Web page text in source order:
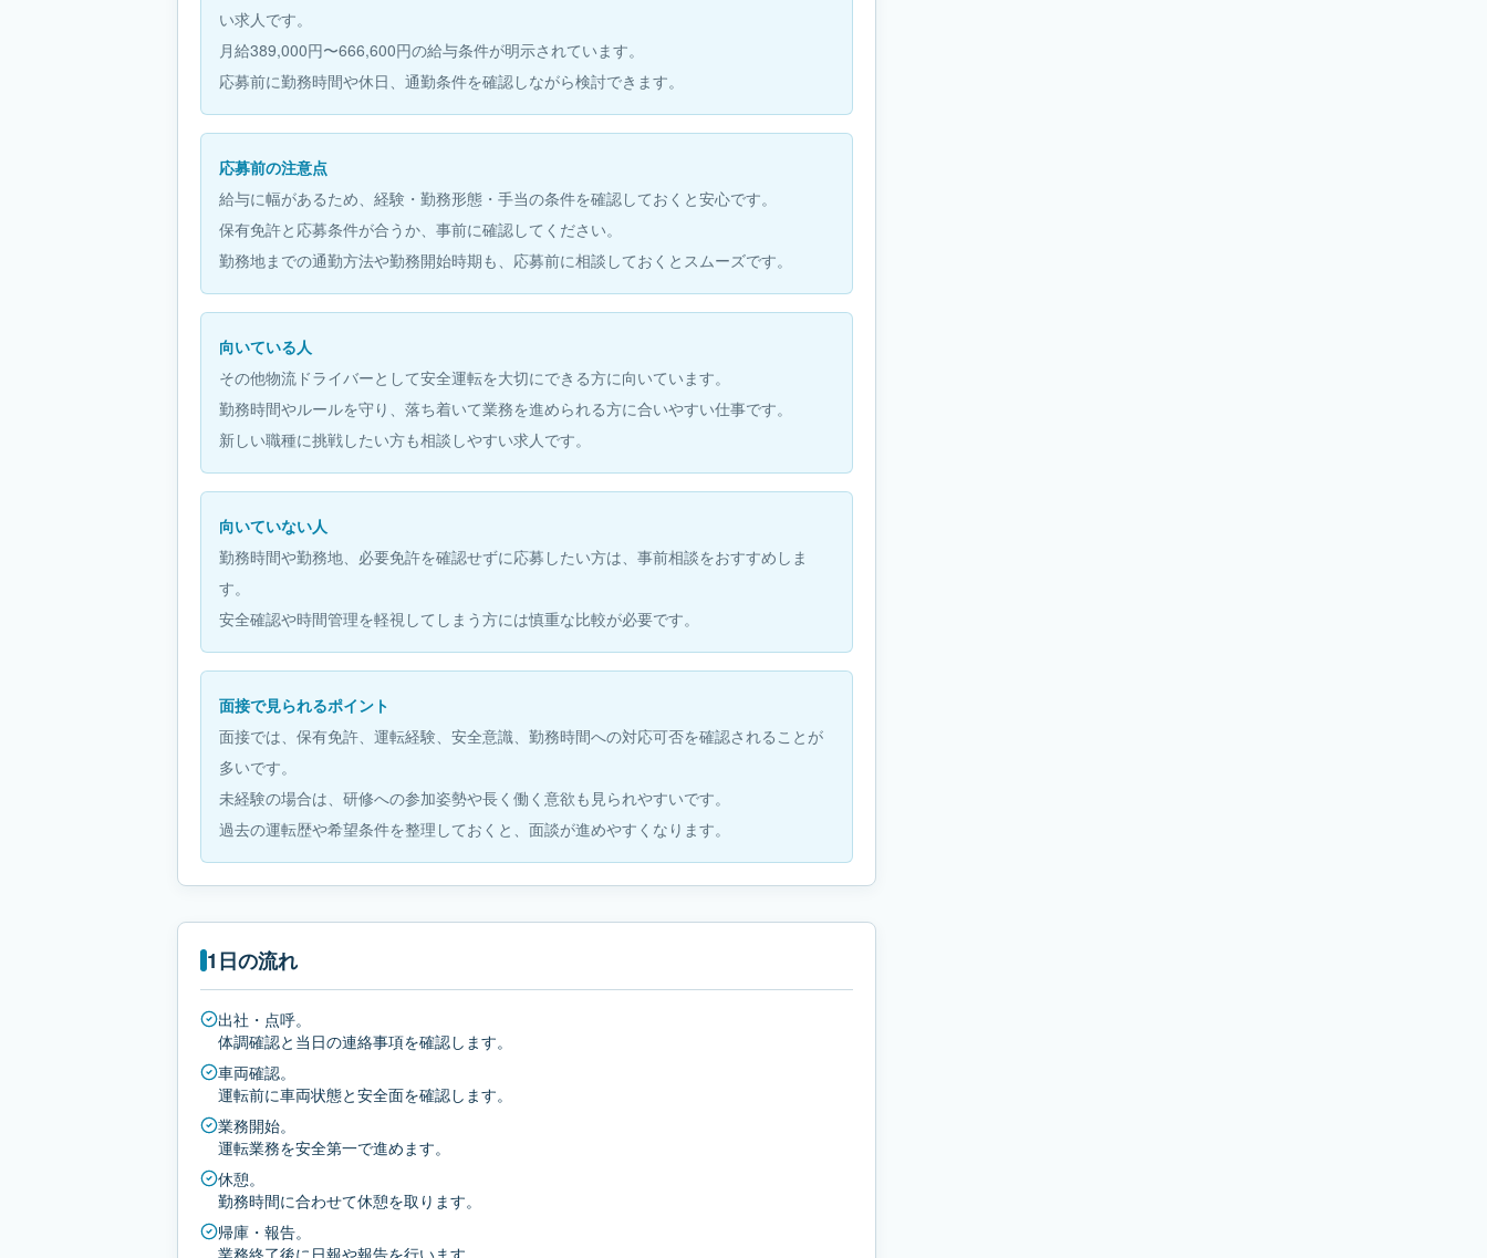
い求人です。
月給389,000円〜666,600円の給与条件が明示されています。
応募前に勤務時間や休日、通勤条件を確認しながら検討できます。
応募前の注意点
給与に幅があるため、経験・勤務形態・手当の条件を確認しておくと安心です。
保有免許と応募条件が合うか、事前に確認してください。
勤務地までの通勤方法や勤務開始時期も、応募前に相談しておくとスムーズです。
向いている人
その他物流ドライバーとして安全運転を大切にできる方に向いています。
勤務時間やルールを守り、落ち着いて業務を進められる方に合いやすい仕事です。
新しい職種に挑戦したい方も相談しやすい求人です。
向いていない人
勤務時間や勤務地、必要免許を確認せずに応募したい方は、事前相談をおすすめしま
す。
安全確認や時間管理を軽視してしまう方には慎重な比較が必要です。
面接で見られるポイント
面接では、保有免許、運転経験、安全意識、勤務時間への対応可否を確認されることが
多いです。
未経験の場合は、研修への参加姿勢や長く働く意欲も見られやすいです。
過去の運転歴や希望条件を整理しておくと、面談が進めやすくなります。
1日の流れ
出社・点呼。
体調確認と当日の連絡事項を確認します。
車両確認。
運転前に車両状態と安全面を確認します。
業務開始。
運転業務を安全第一で進めます。
休憩。
勤務時間に合わせて休憩を取ります。
帰庫・報告。
業務終了後に日報や報告を行います。